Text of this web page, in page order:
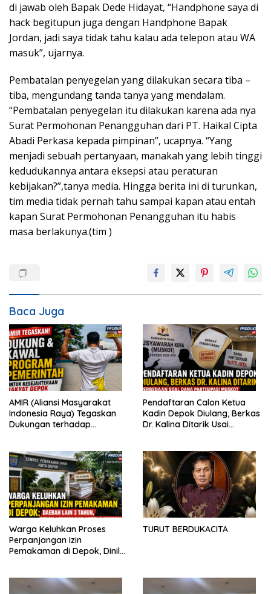
di jawab oleh Bapak Dede Hidayat, “Handphone saya di
hack begitupun juga dengan Handphone Bapak
Jordan, jadi saya tidak tahu kalau ada telepon atau WA
masuk”, ujarnya.
Pembatalan penyegelan yang dilakukan secara tiba –
tiba, mengundang tanda tanya yang mendalam.
“Pembatalan penyegelan itu dilakukan karena ada nya
Surat Permohonan Penangguhan dari PT. Haikal Cipta
Abadi Perkasa kepada pimpinan”, ucapnya. “Yang
menjadi sebuah pertanyaan, manakah yang lebih tinggi
kedudukannya antara eksepsi atau peraturan
kebijakan?”,tanya media. Hingga berita ini di turunkan,
tim media tidak pernah tahu sampai kapan atau entah
kapan Surat Permohonan Penangguhan itu habis
masa berlakunya.(tim )
Baca Juga
AMIR (Aliansi Masyarakat
Indonesia Raya) Tegaskan
Dukungan terhadap
Pendaftaran Calon Ketua
Kadin Depok Diulang, Berkas
Dr. Kalina Ditarik Usai
Warga Keluhkan Proses
Perpanjangan Izin
Pemakaman di Depok, Dinilai
TURUT BERDUKACITA